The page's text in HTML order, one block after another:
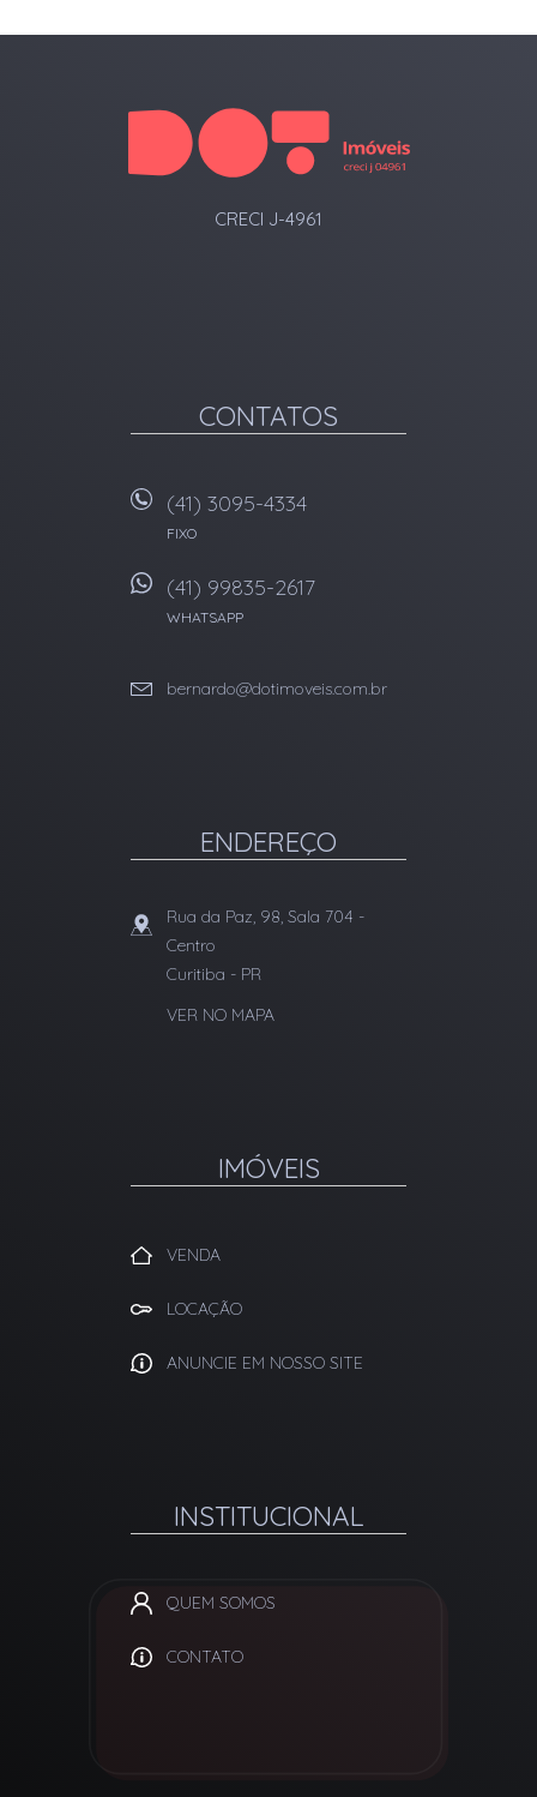
CRECI J-4961
CONTATOS
(41) 3095-4334
FIXO
(41) 99835-2617
WHATSAPP
bernardo@dotimoveis.com.br
ENDEREÇO
Rua da Paz, 98, Sala 704 -
Centro
Curitiba - PR
VER NO MAPA
IMÓVEIS
VENDA
LOCAÇÃO
ANUNCIE EM NOSSO SITE
INSTITUCIONAL
QUEM SOMOS
CONTATO